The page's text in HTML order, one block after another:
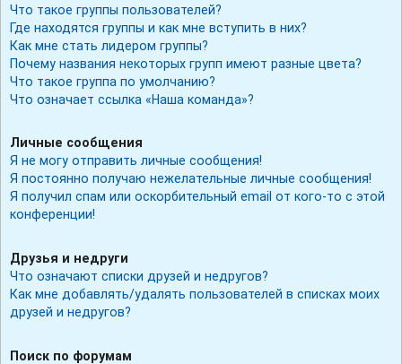
Что такое группы пользователей?
Где находятся группы и как мне вступить в них?
Как мне стать лидером группы?
Почему названия некоторых групп имеют разные цвета?
Что такое группа по умолчанию?
Что означает ссылка «Наша команда»?
Личные сообщения
Я не могу отправить личные сообщения!
Я постоянно получаю нежелательные личные сообщения!
Я получил спам или оскорбительный email от кого-то с этой
конференции!
Друзья и недруги
Что означают списки друзей и недругов?
Как мне добавлять/удалять пользователей в списках моих
друзей и недругов?
Поиск по форумам